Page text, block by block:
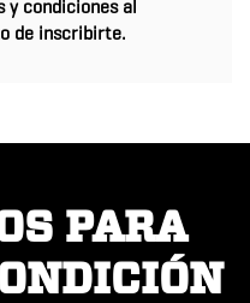
y condiciones al
de inscribirte.
PARA